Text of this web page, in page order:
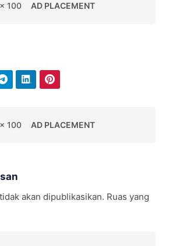
100 AD PLACEMENT
100 AD PLACEMENT
akan dipublikasikan. Ruas yang